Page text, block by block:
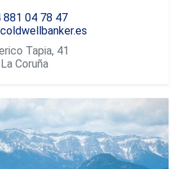
881 04 78 47
Tapia, 41
La Coruña